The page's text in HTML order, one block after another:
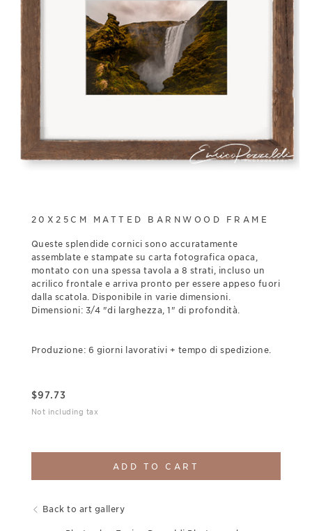
20X25CM MATTED BARNWOOD FRAME
Queste splendide cornici sono accuratamente
assemblate e stampate su carta fotografica opaca,
montato con una spessa tavola a 8 strati, incluso un
acrilico frontale e arriva pronto per essere appeso fuori
dalla scatola. Disponibile in varie dimensioni.
Dimensioni: 3/4 "di larghezza, 1" di profondità.
Produzione: 6 giorni lavorativi + tempo di spedizione.
$97.73
Not including tax
ADD TO CART
Back to art gallery